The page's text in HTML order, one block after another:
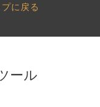
に戻る
ール